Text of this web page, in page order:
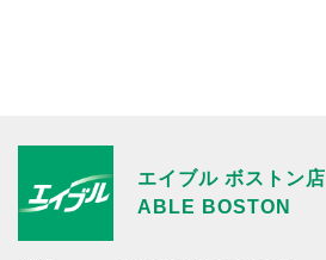
エイブル ボストン店
ABLE BOSTON